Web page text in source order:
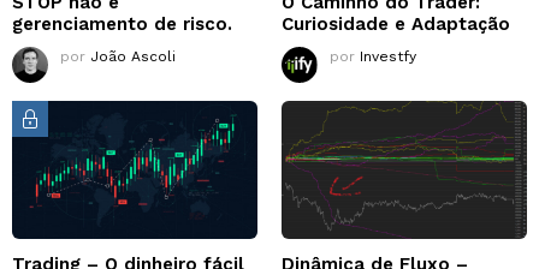
gerenciamento de risco.
por João Ascoli
Curiosidade e Adaptação
por Investfy
Trading – O dinheiro fácil
Dinâmica de Fluxo –